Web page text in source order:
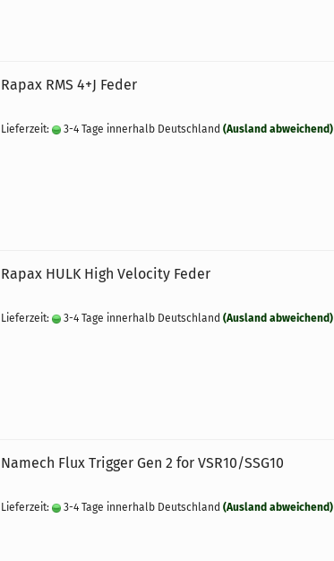
Rapax RMS 4+J Feder
Lieferzeit: 3-4 Tage innerhalb Deutschland (Ausland abweichend)
Rapax HULK High Velocity Feder
Lieferzeit: 3-4 Tage innerhalb Deutschland (Ausland abweichend)
Namech Flux Trigger Gen 2 for VSR10/SSG10
Lieferzeit: 3-4 Tage innerhalb Deutschland (Ausland abweichend)